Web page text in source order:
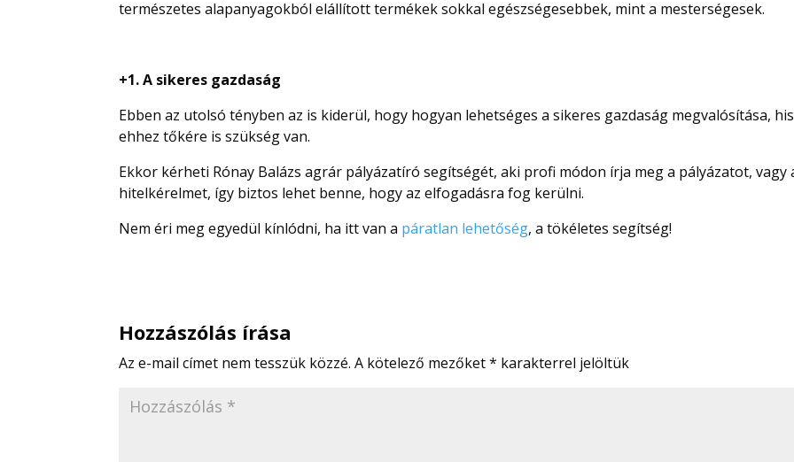
természetes alapanyagokból elállított termékek sokkal egészségesebbek, mint a mesterségesek.
+1. A sikeres gazdaság
Ebben az utolsó tényben az is kiderül, hogy hogyan lehetséges a sikeres gazdaság megvalósítása,
ehhez tőkére is szükség van.
Ekkor kérheti Rónay Balázs agrár pályázatíró segítségét, aki profi módon írja meg a pályázatot, vagy
hitelkérelmet, így biztos lehet benne, hogy az elfogadásra fog kerülni.
Nem éri meg egyedül kínlódni, ha itt van a páratlan lehetőség, a tökéletes segítség!
Hozzászólás írása
Az e-mail címet nem tesszük közzé. A kötelező mezőket* karakterrel jelöltük